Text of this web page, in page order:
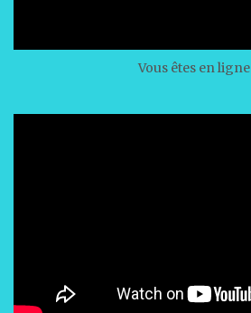
Vous êtes en ligne